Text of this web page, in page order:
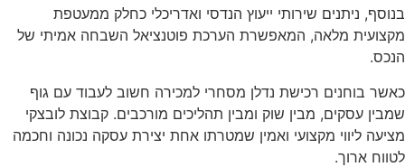
ניתנים שירותי ייעוץ הנדסי ואדריכלי כחלק ממעטפת
מלאה, המאפשרת הערכת פוטנציאל השבחה אמיתי של
בוחנים רכישת נדלן מסחרי למכירה חשוב לעבוד עם גוף
עסקים, מבין שוק ומבין תהליכים מורכבים. קבוצת לובצקי
ליווי מקצועי ואמין שמטרתו אחת יצירת עסקה נכונה וחכמה
ארוך.